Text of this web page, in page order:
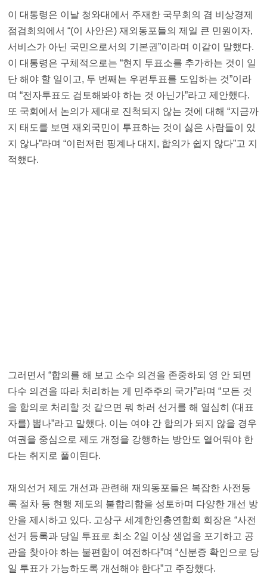
이 대통령은 이날 청와대에서 주재한 국무회의 겸 비상경제
점검회의에서 “(이 사안은) 재외동포들의 제일 큰 민원이자,
서비스가 아닌 국민으로서의 기본권”이라며 이같이 말했다.
이 대통령은 구체적으로는 “현지 투표소를 추가하는 것이 일
단 해야 할 일이고, 두 번째는 우편투표를 도입하는 것”이라
며 “전자투표도 검토해봐야 하는 것 아닌가”라고 제안했다.
또 국회에서 논의가 제대로 진척되지 않는 것에 대해 “지금까
지 태도를 보면 재외국민이 투표하는 것이 싫은 사람들이 있
지 않나”라며 “이런저런 핑계나 대지, 합의가 쉽지 않다”고 지
적했다.
그러면서 “합의를 해 보고 소수 의견을 존중하되 영 안 되면
다수 의견을 따라 처리하는 게 민주주의 국가”라며 “모든 것
을 합의로 처리할 것 같으면 뭐 하러 선거를 해 열심히 (대표
자를) 뽑나”라고 말했다. 이는 여야 간 합의가 되지 않을 경우
여권을 중심으로 제도 개정을 강행하는 방안도 열어둬야 한
다는 취지로 풀이된다.
재외선거 제도 개선과 관련해 재외동포들은 복잡한 사전등
록 절차 등 현행 제도의 불합리함을 성토하며 다양한 개선 방
안을 제시하고 있다. 고상구 세계한인총연합회 회장은 “사전
선거 등록과 당일 투표로 최소 2일 이상 생업을 포기하고 공
관을 찾아야 하는 불편함이 여전하다”며 “신분증 확인으로 당
일 투표가 가능하도록 개선해야 한다”고 주장했다.